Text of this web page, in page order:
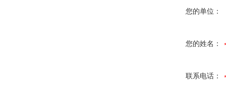
您的单位：
您的姓名：
联系电话：